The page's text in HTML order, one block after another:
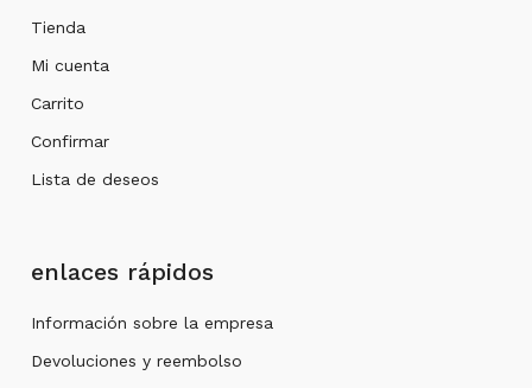
Tienda
Mi cuenta
Carrito
Confirmar
Lista de deseos
enlaces rápidos
Información sobre la empresa
Devoluciones y reembolso